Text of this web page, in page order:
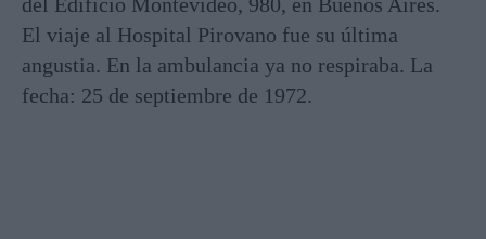
El viaje al Hospital Pirovano fue su última
angustia. En la ambulancia ya no respiraba. La
fecha: 25 de septiembre de 1972.